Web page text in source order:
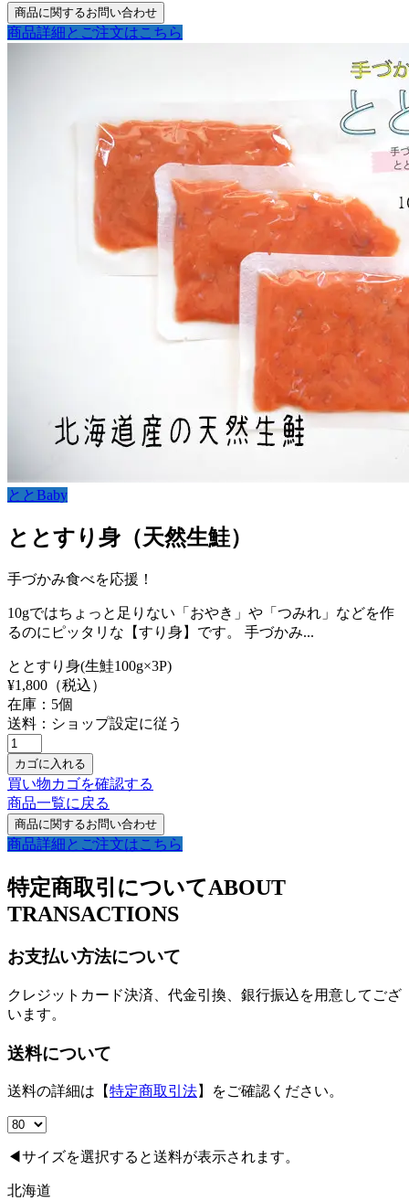
商品詳細とご注文はこちら
ととBaby
ととすり身（天然生鮭）
手づかみ食べを応援！
10gではちょっと足りない「おやき」や「つみれ」などを作
るのにピッタリな【すり身】です。 手づかみ...
ととすり身(生鮭100g×3P)
¥1,800 （税込）
在庫： 5個
送料：ショップ設定に従う
買い物カゴを確認する
商品一覧に戻る
商品詳細とご注文はこちら
特定商取引についてABOUT
TRANSACTIONS
お支払い方法について
クレジットカード決済、代金引換、銀行振込を用意してござ
います。
送料について
送料の詳細は【特定商取引法】をご確認ください。
◀サイズを選択すると送料が表示されます。
北海道